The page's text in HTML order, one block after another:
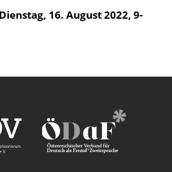
16. August 2022, 9-